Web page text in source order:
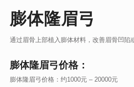
膨体隆眉弓
通过眉骨上部植入膨体材料，改善眉骨凹陷
膨体隆眉弓价格：
膨体隆眉弓价格：约1000元 – 20000元